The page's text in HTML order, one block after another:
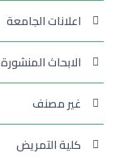
اعلانات الجامعة
الابحاث المنشورة
غير مصنف
كلية التمريض